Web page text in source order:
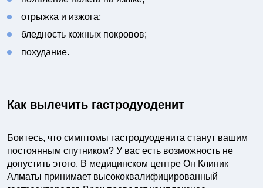
отрыжка и изжога;
бледность кожных покровов;
похудание.
Как вылечить гастродуоденит
Боитесь, что симптомы гастродуоденита станут вашим
постоянным спутником? У вас есть возможность не
допустить этого. В медицинском центре Он Клиник
Алматы принимает высококвалифицированный